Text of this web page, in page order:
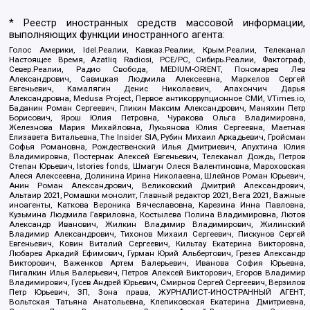
* Реестр иностранных средств массовой информации,
выполняющих функции иностранного агента:
Голос Америки, Idel.Реалии, Кавказ.Реалии, Крым.Реалии, Телеканал
Настоящее Время, Azatliq Radiosi, PCE/PC, Сибирь.Реалии, Фактограф,
Север.Реалии, Радио Свобода, MEDIUM-ORIENT, Пономарев Лев
Александрович, Савицкая Людмила Алексеевна, Маркелов Сергей
Евгеньевич, Камалягин Денис Николаевич, Апахончич Дарья
Александровна, Medusa Project, Первое антикоррупционное СМИ, VTimes.io,
Баданин Роман Сергеевич, Гликин Максим Александрович, Маняхин Петр
Борисович, Ярош Юлия Петровна, Чуракова Ольга Владимировна,
Железнова Мария Михайловна, Лукьянова Юлия Сергеевна, Маетная
Елизавета Витальевна, The Insider SIA, Рубин Михаил Аркадьевич, Гройсман
Софья Романовна, Рождественский Илья Дмитриевич, Апухтина Юлия
Владимировна, Постернак Алексей Евгеньевич, Телеканал Дождь, Петров
Степан Юрьевич, Istories fonds, Шмагун Олеся Валентиновна, Мароховская
Алеся Алексеевна, Долинина Ирина Николаевна, Шлейнов Роман Юрьевич,
Анин Роман Александрович, Великовский Дмитрий Александрович,
Альтаир 2021, Ромашки монолит, Главный редактор 2021, Вега 2021, Важные
иноагенты, Каткова Вероника Вячеславовна, Карезина Инна Павловна,
Кузьмина Людмила Гавриловна, Костылева Полина Владимировна, Лютов
Александр Иванович, Жилкин Владимир Владимирович, Жилинский
Владимир Александрович, Тихонов Михаил Сергеевич, Пискунов Сергей
Евгеньевич, Ковин Виталий Сергеевич, Кильтау Екатерина Викторовна,
Любарев Аркадий Ефимович, Гурман Юрий Альбертович, Грезев Александр
Викторович, Важенков Артем Валерьевич, Иванова София Юрьевна,
Пигалкин Илья Валерьевич, Петров Алексей Викторович, Егоров Владимир
Владимирович, Гусев Андрей Юрьевич, Смирнов Сергей Сергеевич, Верзилов
Петр Юрьевич, ЗП, Зона права, ЖУРНАЛИСТ-ИНОСТРАННЫЙ АГЕНТ,
Вольтская Татьяна Анатольевна, Клепиковская Екатерина Дмитриевна,